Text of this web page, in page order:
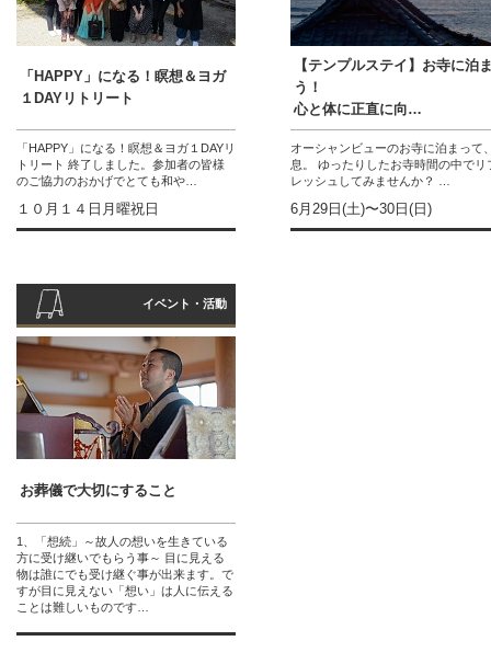
「HAPPY」になる！瞑想＆ヨガ
１DAYリトリート
「HAPPY」になる！瞑想＆ヨガ１DAYリ
トリート 終了しました。参加者の皆様
のご協力のおかげでとても和や…
１０月１４日月曜祝日
【テンプルステイ】お寺に泊
う！
心と体に正直に向…
オーシャンビューのお寺に泊まって
息。 ゆったりしたお寺時間の中でリ
レッシュしてみませんか？ …
6月29日(土)〜30日(日)
イベント・活動
お葬儀で大切にすること
1、「想続」～故人の想いを生きている
方に受け継いでもらう事～ 目に見える
物は誰にでも受け継ぐ事が出来ます。で
すが目に見えない「想い」は人に伝える
ことは難しいものです…